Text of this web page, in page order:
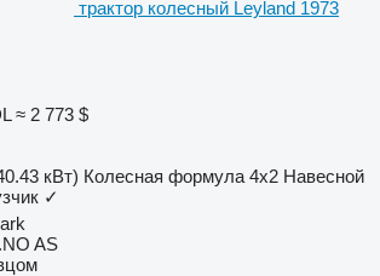
трактор колесный Leyland 1973
≈ 2 773 $
кВт) Колесная формула 4x2 Навесной
✓
AS